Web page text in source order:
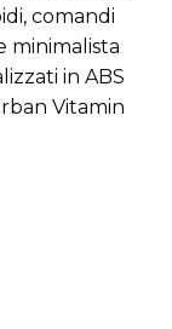
comandi
minimalista
in ABS
Vitamin